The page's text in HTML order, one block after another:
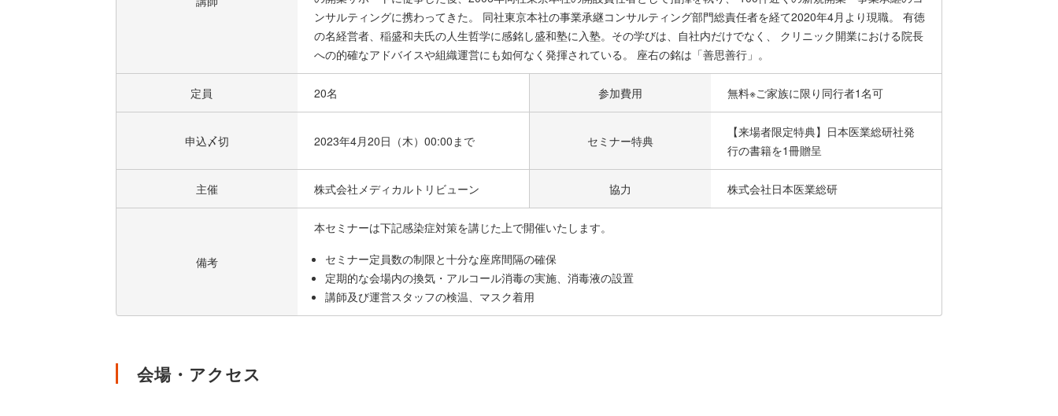
ンサルティングに携わってきた。 同社東京本社の事業承継コンサルティング部門総責任者を経て2020年4月より現職。 有徳
の名経営者、稲盛和夫氏の人生哲学に感銘し盛和塾に入塾。その学びは、自社内だけでなく、 クリニック開業における院長
への的確なアドバイスや組織運営にも如何なく発揮されている。 座右の銘は「善思善行」。
定員 20名 参加費用 無料※ご家族に限り同行者1名可
申込〆切 2023年4月20日（木）00:00まで セミナー特典
【来場者限定特典】日本医業総研社発
行の書籍を1冊贈呈
主催 株式会社メディカルトリビューン 協力 株式会社日本医業総研
備考
本セミナーは下記感染症対策を講じた上で開催いたします。
セミナー定員数の制限と十分な座席間隔の確保
定期的な会場内の換気・アルコール消毒の実施、消毒液の設置
講師及び運営スタッフの検温、マスク着用
会場・アクセス